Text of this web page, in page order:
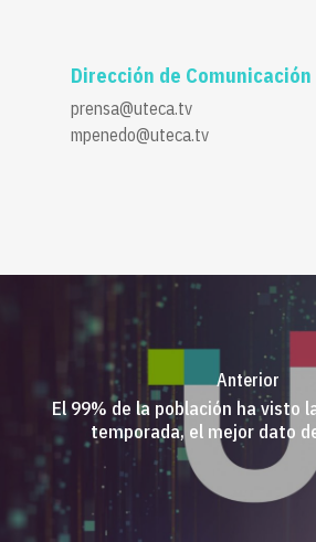
Dirección de Comunicación
prensa@uteca.tv
mpenedo@uteca.tv
Anterior
El 99% de la población ha visto
temporada, el mejor dato